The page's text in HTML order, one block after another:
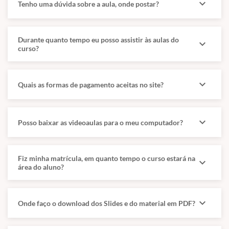
repetidores, bridges, switches, roteadores). Estações e servidores.
Tecnologias de redes locais e de longa distância. Arquitetura,
industriais;
Conceitos de Segurança de redes. Arquitetura TCP/IP. Arquitetura
básico em IoT (internet das coisas).
INFRAESTRUTURA DE TI
Conceitos de virtualização: Hiper-V, VMware e Zen. Soluções de
Não iremos trabalhar neste curso
Variável manipulada e variável controlada. Simbologia de
instrumentos e equipamentos. Instrumentos de medição;
Tenho uma dúvida sobre a aula, onde postar? expand_more
Durante quanto tempo eu posso assistir às aulas do
curso?
expand_more
Quais as formas de pagamento aceitas no site? expand_more
Posso baixar as videoaulas para o meu computador? expand_more
Fiz minha matrícula, em quanto tempo o curso estará na
área do aluno?
expand_more
Onde faço o download dos Slides e do material em PDF? expand_more